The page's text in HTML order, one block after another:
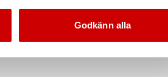
Godkänn alla
Pro-Fit Max